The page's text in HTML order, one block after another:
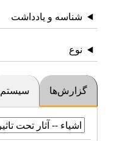
شناسه و یادداشت
نوع
گزارش‌ها سیستم